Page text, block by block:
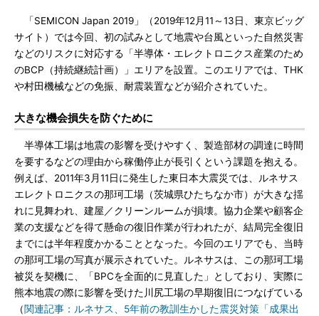
「SEMICON Japan 2019」（2019年12月11～13日、東京ビッグ
サイト）では今回、初の試みとして地震や台風といった自然災害
などのリスクに対応する「半導体・エレクトロニクス産業のため
のBCP（持続継続計画）」エリアを設置。このエリアでは、THK
や村田機械などの免振、耐震装置などが紹介されていた。
大きな機会損失を防ぐために
半導体工場は地震の影響を受けやすく、製造部材の調達に時間
を要するなどの理由から稼働停止が長引くという課題を抱える。
例えば、2011年3月11日に発生した東日本大震災では、ルネサス
エレクトロニクスの那珂工場（茨城県ひたちなか市）が大きな揺
れに見舞われ、建屋／クリーンルームが損壊。協力企業や顧客企
業の支援などを得て懸命の復旧作業が行われたが、結局完全復旧
までには半年程度かかることとなった。今回のエリアでも、当時
の那珂工場の写真が展示されていた。ルネサスは、この那珂工場
被災を契機に、「BPCを全面的に見直した」としており、実際に
熊本地震の際に影響を受けた川尻工場の早期復旧につなげている
（関連記事：ルネサス、5年前の教訓生かした震災対策「成果出